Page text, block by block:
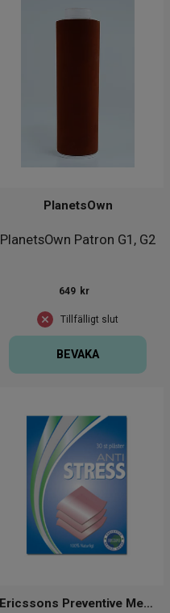
PlanetsOwn Patron G1, G2
PlanetsOwn
Tillfälligt slut
649 kr
BEVAKA
Ericssons Preventive Medical Group